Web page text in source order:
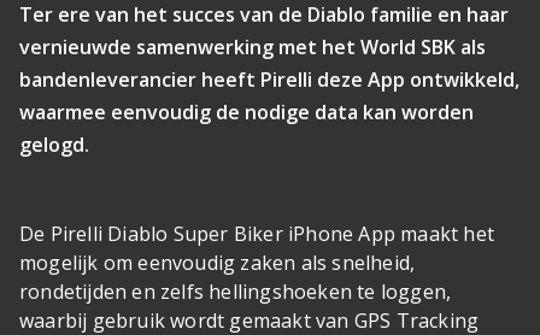
Ter ere van het succes van de Diablo familie en haar
vernieuwde samenwerking met het World SBK als
bandenleverancier heeft Pirelli deze App ontwikkeld,
waarmee eenvoudig de nodige data kan worden
gelogd.
De Pirelli Diablo Super Biker iPhone App maakt het
mogelijk om eenvoudig zaken als snelheid,
rondetijden en zelfs hellingshoeken te loggen,
waarbij gebruik wordt gemaakt van GPS Tracking